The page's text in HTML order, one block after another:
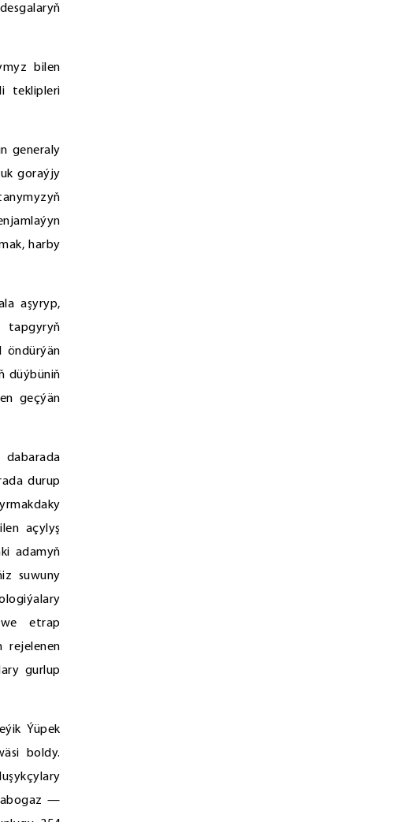
bilen
teklipleri
generaly
goraýjy
harby
aşyryp,
tapgyryň
öndürýän
düýbüniň
geçýän
dabarada
durup
açylyş
adamyň
suwuny
we etrap
rejelenen
gurlup
Ýüpek
boldy.
—